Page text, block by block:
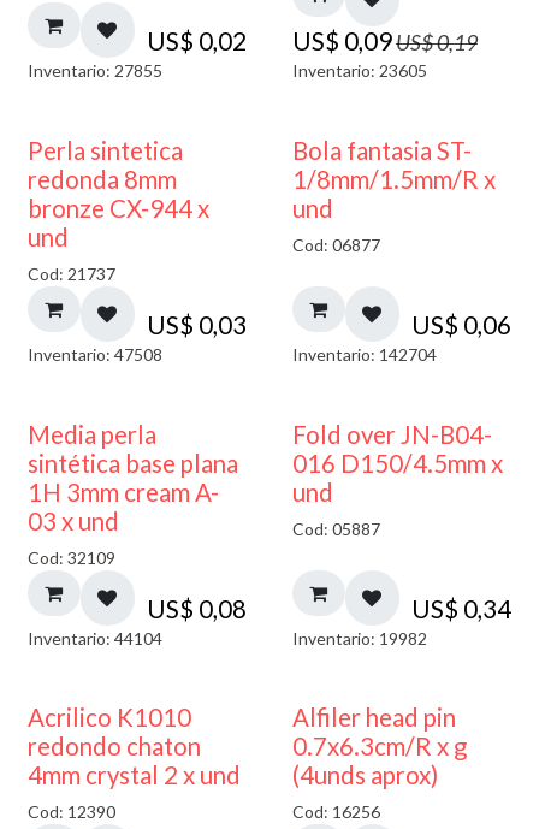
US$ 0,02
Inventario: 27855
US$ 0,09US$0,19
Inventario: 23605
Perla sintetica
redonda 8mm
bronze CX-944 x
und
Cod: 21737
US$ 0,03
Inventario: 47508
Bola fantasia ST-
1/8mm/1.5mm/R x
und
Cod: 06877
US$ 0,06
Inventario: 142704
Media perla
sintética base plana
1H 3mm cream A-
03 x und
Cod: 32109
US$ 0,08
Inventario: 44104
Fold over JN-B04-
016 D150/4.5mm x
und
Cod: 05887
US$ 0,34
Inventario: 19982
50% DESCUENTO
Acrilico K1010
redondo chaton
4mm crystal 2 x und
Cod: 12390
Alfiler head pin
0.7x6.3cm/R x g
(4unds aprox)
Cod: 16256